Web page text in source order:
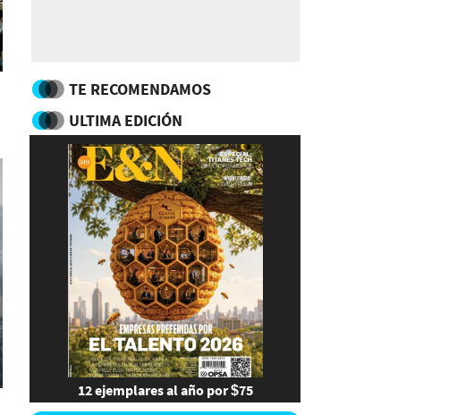
TE RECOMENDAMOS
ULTIMA EDICIÓN
12 ejemplares al año por $75